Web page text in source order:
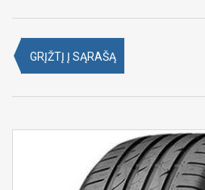
GRĮŽTĮ Į SĄRAŠĄ